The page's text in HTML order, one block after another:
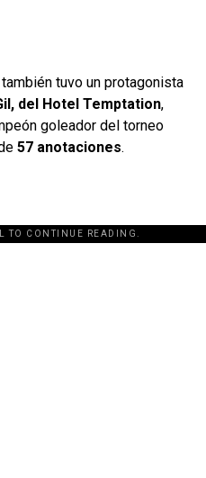
tuvo un protagonista
del Hotel Temptation,
goleador del torneo
57 anotaciones.
TO CONTINUE READING.